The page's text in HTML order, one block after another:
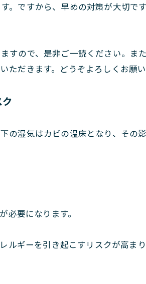
。ですから、早めの対策が大切で
すので、是非ご一読ください。ま
ただきます。どうぞよろしくお願
の湿気はカビの温床となり、その
要になります。
ルギーを引き起こすリスクが高ま